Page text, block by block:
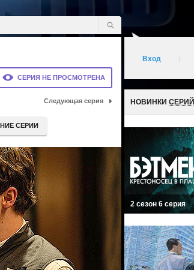
СЕРИЯ НЕ ПРОСМОТРЕНА
Следующая серия
СЕРИИ
Вход
НОВИНКИ СЕРИЙ
2 сезон 6 серия